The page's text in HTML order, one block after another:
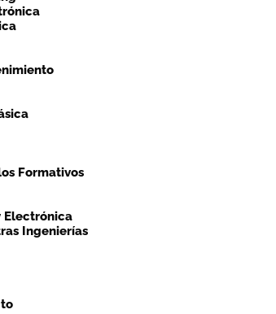
Formativos
Electrónica
Ingenierías